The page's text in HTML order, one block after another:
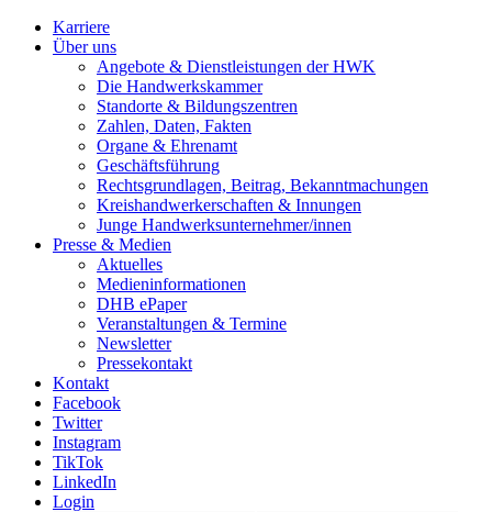
Karriere
Über uns
Angebote & Dienstleistungen der HWK
Die Handwerkskammer
Standorte & Bildungszentren
Zahlen, Daten, Fakten
Organe & Ehrenamt
Geschäftsführung
Rechtsgrundlagen, Beitrag, Bekanntmachungen
Kreishandwerkerschaften & Innungen
Junge Handwerksunternehmer/innen
Presse & Medien
Aktuelles
Medieninformationen
DHB ePaper
Veranstaltungen & Termine
Newsletter
Pressekontakt
Kontakt
Facebook
Twitter
Instagram
TikTok
LinkedIn
Login